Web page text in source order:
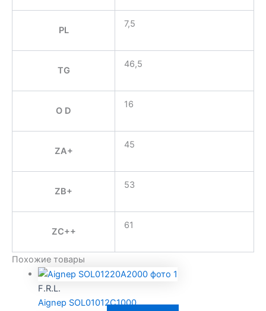
PL
7,5
TG
46,5
O D
16
ZA+
45
ZB+
53
ZC++
61
Похожие товары
F.R.L.
Aignep SOL01012C1000